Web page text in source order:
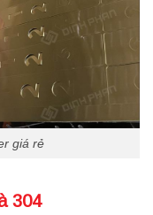
giá rẻ
304